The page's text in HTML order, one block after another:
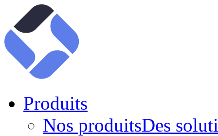
Produits
Nos produitsDes